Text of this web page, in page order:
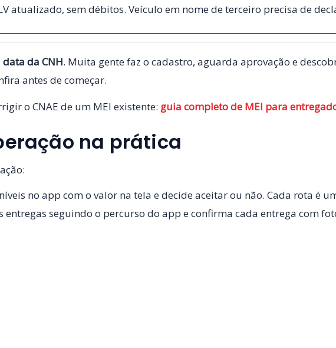
atualizado, sem débitos. Veículo em nome de terceiro precisa de
data da CNH. Muita gente faz o cadastro, aguarda aprovação e
antes de começar.
o CNAE de um MEI existente: guia completo de MEI para
na prática
no app com o valor na tela e decide aceitar ou não. Cada rota é
entregas seguindo o percurso do app e confirma cada entrega com